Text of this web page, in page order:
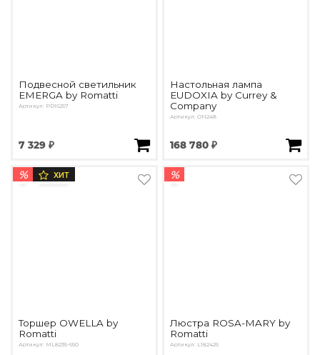
Подвесной светильник
EMERGA by Romatti
Артикул: PD16257
7 329 ₽
Настольная лампа
EUDOXIA by Currey &
Company
Артикул: ON248
168 780 ₽
% ХИТ
Торшер OWELLA by
Romatti
Артикул: ML8235-650
%
Люстра ROSA-MARY by
Romatti
Артикул: L182426